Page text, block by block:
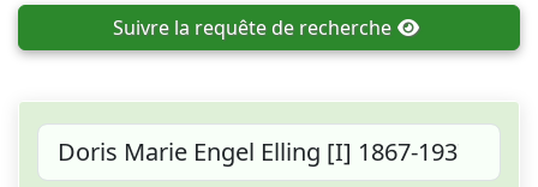
Suivre la requête de recherche